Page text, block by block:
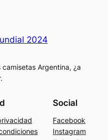
2024
Argentina, ¿a
Social
Facebook
Instagram